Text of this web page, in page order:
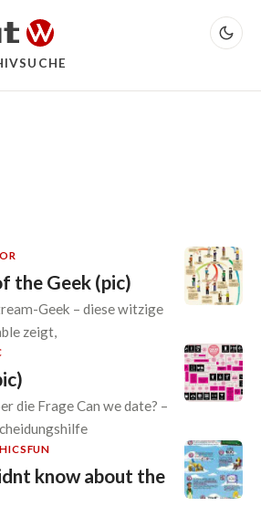
SUCHE
the Geek (pic)
Geek – diese witzige
zeigt,
die Frage Can we date? –
FUN
know about the